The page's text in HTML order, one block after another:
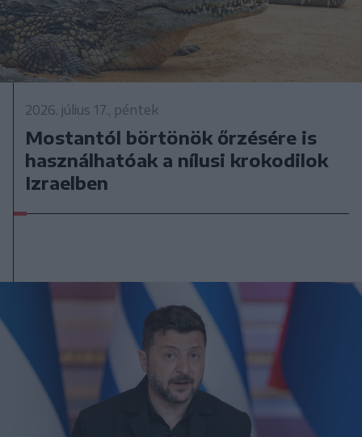
2026. július 17., péntek
Mostantól börtönök őrzésére is
használhatóak a nílusi krokodilok
Izraelben